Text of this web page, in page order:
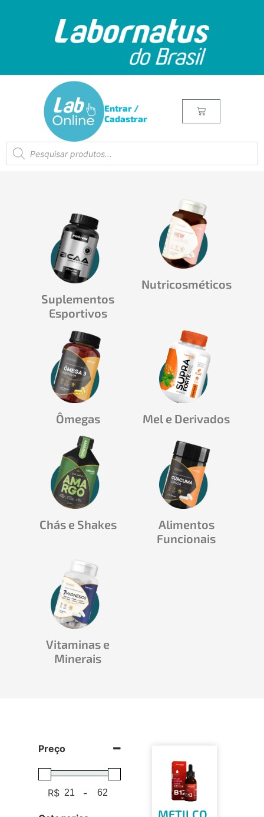
Entrar /
Cadastrar
Suplementos
Esportivos
Nutricosméticos
Ômegas Mel e Derivados
Chás e Shakes
Alimentos
Funcionais
Vitaminas e
Minerais
Preço
R$ -